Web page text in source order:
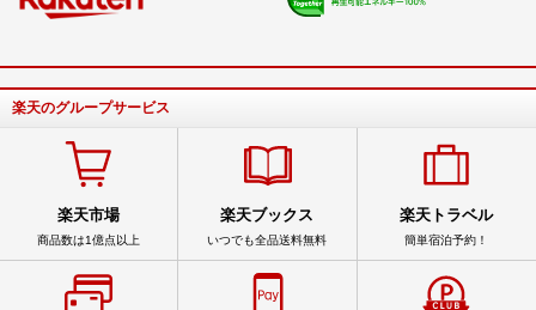
楽天のグループサービス
楽天市場
商品数は1億点以上
楽天ブックス
いつでも全品送料無料
楽天トラベル
簡単宿泊予約！